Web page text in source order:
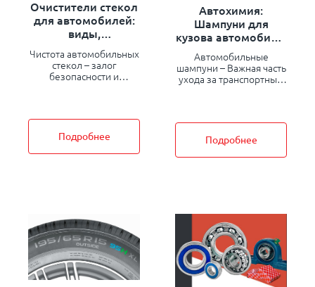
Очистители стекол
для автомобилей:
виды,
преимущества и
особенности
Чистота автомобильных
стекол – залог
безопасности и
создавая риск
возникновения
аварийных ситуаций.
Для поддержания
Подробнее
Автохимия:
Шампуни для
кузова автомобиля,
виды, особенности
и преимущества
Автомобильные
шампуни – Важная часть
ухода за транспортным
защищают
лакокрасочное
покрытие от
повреждений,
Подробнее